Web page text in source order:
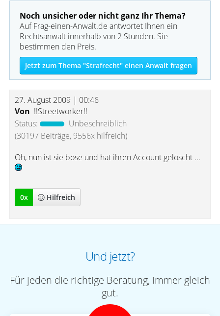
Noch unsicher oder nicht ganz Ihr Thema?
Auf Frag-einen-Anwalt.de antwortet Ihnen ein
Rechtsanwalt innerhalb von 2 Stunden. Sie
bestimmen den Preis.
Jetzt zum Thema "Strafrecht" einen Anwalt fragen
27. August 2009 | 00:46
Von !!Streetworker!!
Status:
Unbeschreiblich
(30197 Beiträge, 9556x hilfreich)
Oh, nun ist sie böse und hat ihren Account gelöscht ...
0x Hilfreich
Und jetzt?
Für jeden die richtige Beratung, immer gleich
gut.